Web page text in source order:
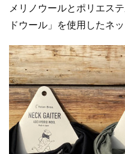
メリノウールとポリエス
ドウール」を使用したネ